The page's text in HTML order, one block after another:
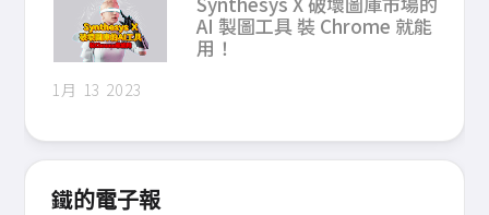
AI 製圖工具 裝 Chrome 就能
用！
1月 13 2023
鐵的電子報